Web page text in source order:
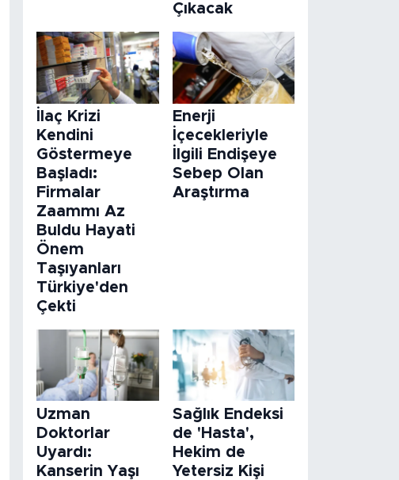
Çıkacak
İlaç Krizi
Kendini
Göstermeye
Başladı:
Firmalar
Zaammı Az
Buldu Hayati
Önem
Taşıyanları
Türkiye'den
Çekti
Enerji
İçecekleriyle
İlgili Endişeye
Sebep Olan
Araştırma
Uzman
Doktorlar
Uyardı:
Kanserin Yaşı
Sağlık Endeksi
de 'Hasta',
Hekim de
Yetersiz Kişi